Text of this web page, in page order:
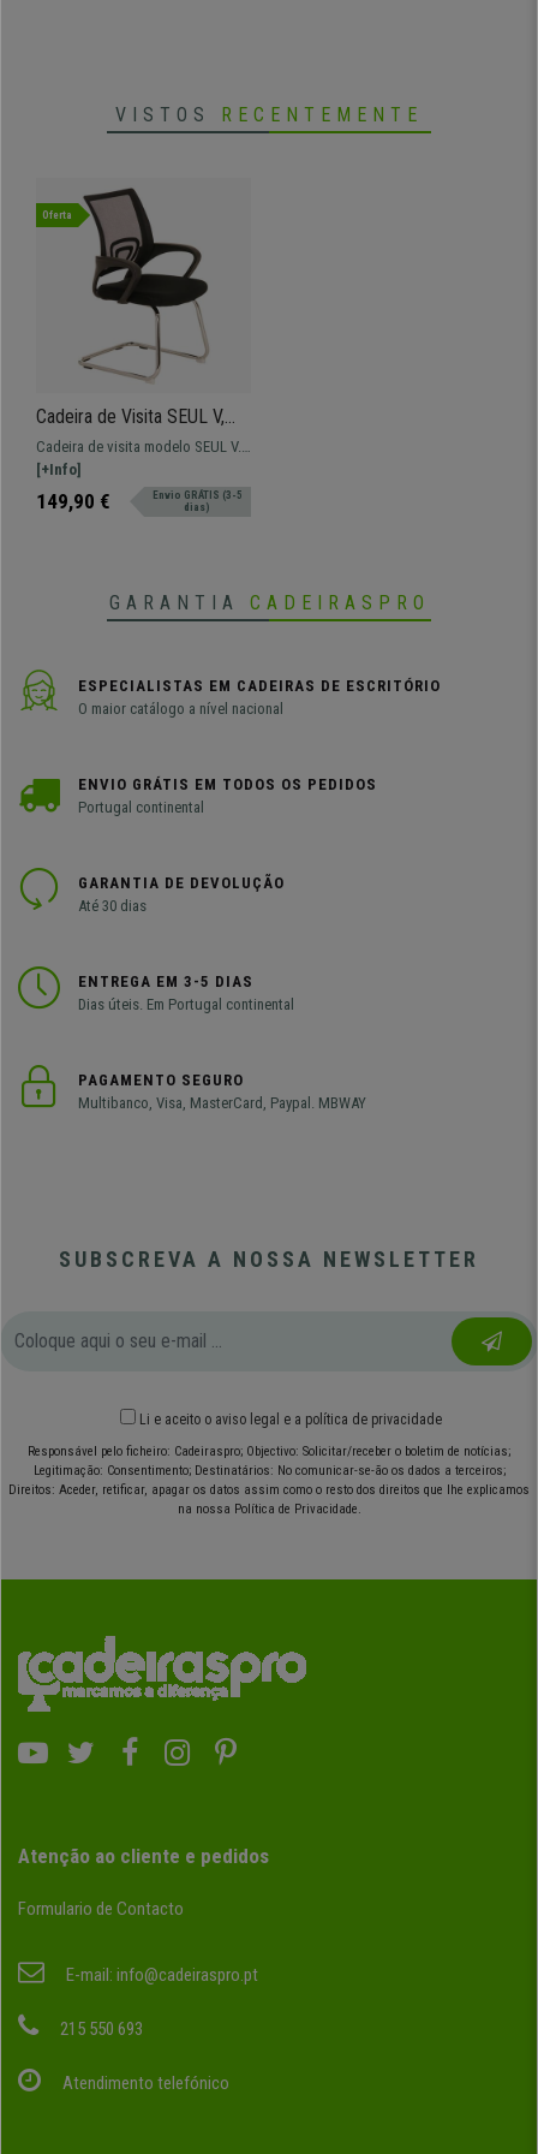
VISTOS RECENTEMENTE
Oferta
Cadeira de Visita SEUL V,
Design Atractivo, Assento
Acolchoado, Cor Preto
Cadeira de visita modelo SEUL V.
Formato confortável e disponível
em várias cores.
[+Info]
149,90 €
Envio GRÁTIS (3-5
dias)
GARANTIA CADEIRASPRO
ESPECIALISTAS EM CADEIRAS DE ESCRITÓRIO
O maior catálogo a nível nacional
ENVIO GRÁTIS EM TODOS OS PEDIDOS
Portugal continental
GARANTIA DE DEVOLUÇÃO
Até 30 dias
ENTREGA EM 3-5 DIAS
Dias úteis. Em Portugal continental
PAGAMENTO SEGURO
Multibanco, Visa, MasterCard, Paypal. MBWAY
SUBSCREVA A NOSSA NEWSLETTER
Li e aceito o aviso legal e a política de privacidade
Responsável pelo ficheiro: Cadeiraspro; Objectivo: Solicitar/receber o boletim de notícias;
Legitimação: Consentimento; Destinatários: No comunicar-se-ão os dados a terceiros;
Direitos: Aceder, retificar, apagar os datos assim como o resto dos direitos que lhe explicamos
na nossa Política de Privacidade.
Atenção ao cliente e pedidos
Formulario de Contacto
E-mail: info@cadeiraspro.pt
215 550 693
Atendimento telefónico